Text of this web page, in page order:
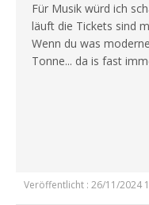
Für Musik würd ich
läuft die Tickets sind
Wenn du was
Tonne... da is fast
Veröffentlicht : 26/11/2024